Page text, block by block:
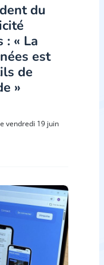
du
: « La
est
de
»
vendredi 19 juin